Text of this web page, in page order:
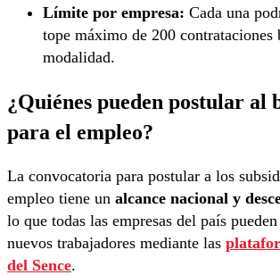
Límite por empresa: Cada una
tope máximo de 200 contrataciones
modalidad.
¿Quiénes pueden postular al
para el empleo?
La convocatoria para postular a los
empleo tiene un alcance nacional y
lo que todas las empresas del país
nuevos trabajadores mediante las
del Sence.